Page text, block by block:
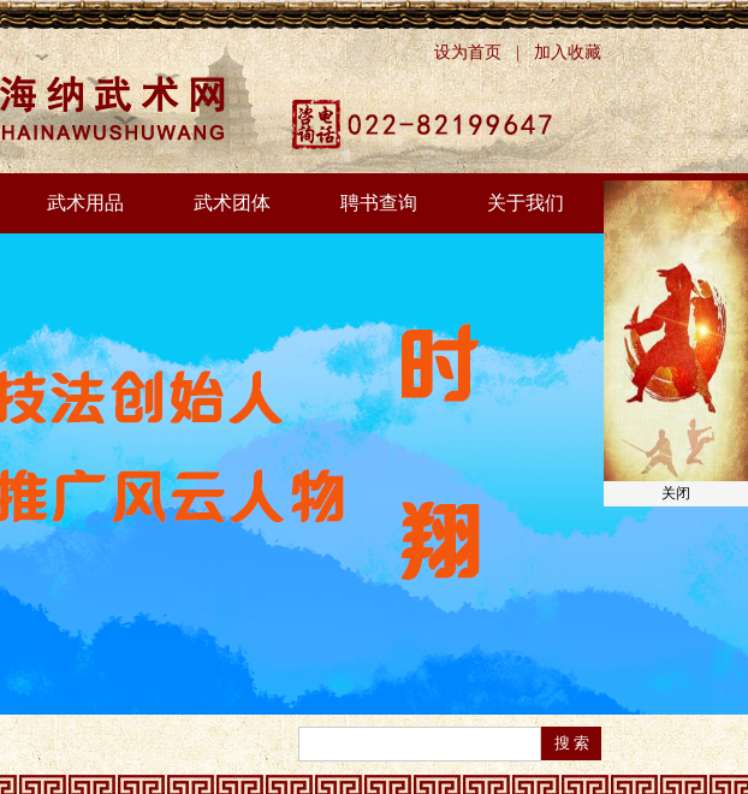
设为首页|加入收藏
武术用品 武术团体 聘书查询 关于我们
关闭